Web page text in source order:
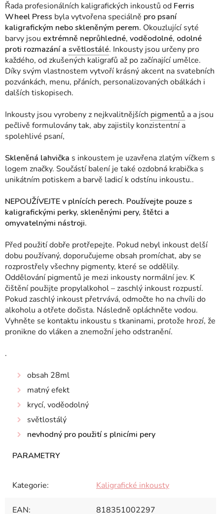
Řada profesionálních kaligrafických inkoustů od Ferris
Wheel Press byla vytvořena speciálně pro psaní
kaligrafickým nebo skleněným perem. Okouzlující syté
barvy jsou extrémně neprůhledné, voděodolné, odolné
proti rozmazání a světlostálé. Inkousty jsou určeny pro
každého, od zkušených kaligrafů až po začínající umělce.
Díky svým vlastnostem vytvoří krásný akcent na svatebních
pozvánkách, menu, přáních, personalizovaných obálkách i
dalších tiskopisech.
Inkousty jsou vyrobeny z nejkvalitnějších pigmentů a a jsou
pečlivě formulovány tak, aby zajistily konzistentní a
spolehlivé psaní,
Skleněná lahvička s inkoustem je uzavřena zlatým víčkem s
logem značky. Součástí balení je také ozdobná krabička s
unikátním potiskem a barvě ladicí k odstínu inkoustu..
NEPOUŽÍVEJTE v plnících perech. Používejte pouze s
kaligrafickými perky, skleněnými pery, štětci a
omyvatelnými nástroji.
Před použití dobře protřepejte. Pokud nebyl inkoust delší
dobu používaný, doporučujeme obsah promíchat, aby se
rozprostřely všechny pigmenty, které se oddělily.
Oddělování pigmentů je mezi inkousty normální jev. K
čištění použijte propylalkohol – zaschlý inkoust rozpustí.
Pokud zaschlý inkoust přetrvává, odmočte ho na chvíli do
alkoholu a otřete dočista. Následně opláchněte vodou.
Vyhněte se kontaktu inkoustu s tkaninami, protože hrozí, že
pronikne do vláken a znemožní jeho odstranění.
.
obsah 28ml
matný efekt
krycí, voděodolný
světlostálý
nevhodný pro použití s plnicími pery
Kategorie: Kaligrafické inkousty
EAN: 818351002297